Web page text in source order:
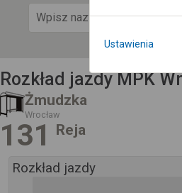
Rozkład jazdy MPK
Żmudzka
Wrocław
131 Reja
Rozkład jazdy
Ustawienia